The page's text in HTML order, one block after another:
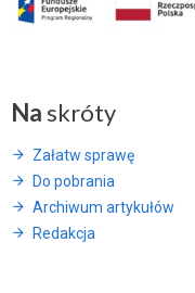
Na skróty
Załatw sprawę
Do pobrania
Archiwum artykułów
Redakcja